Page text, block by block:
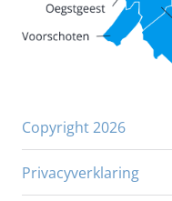
Copyright 2026
Privacyverklaring